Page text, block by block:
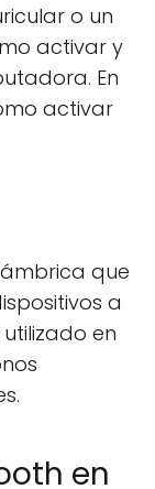
o un
activar y
En
activar
que
a
en
en